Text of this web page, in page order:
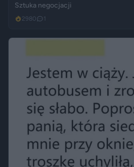
Sztuka negocjacji
2980 1